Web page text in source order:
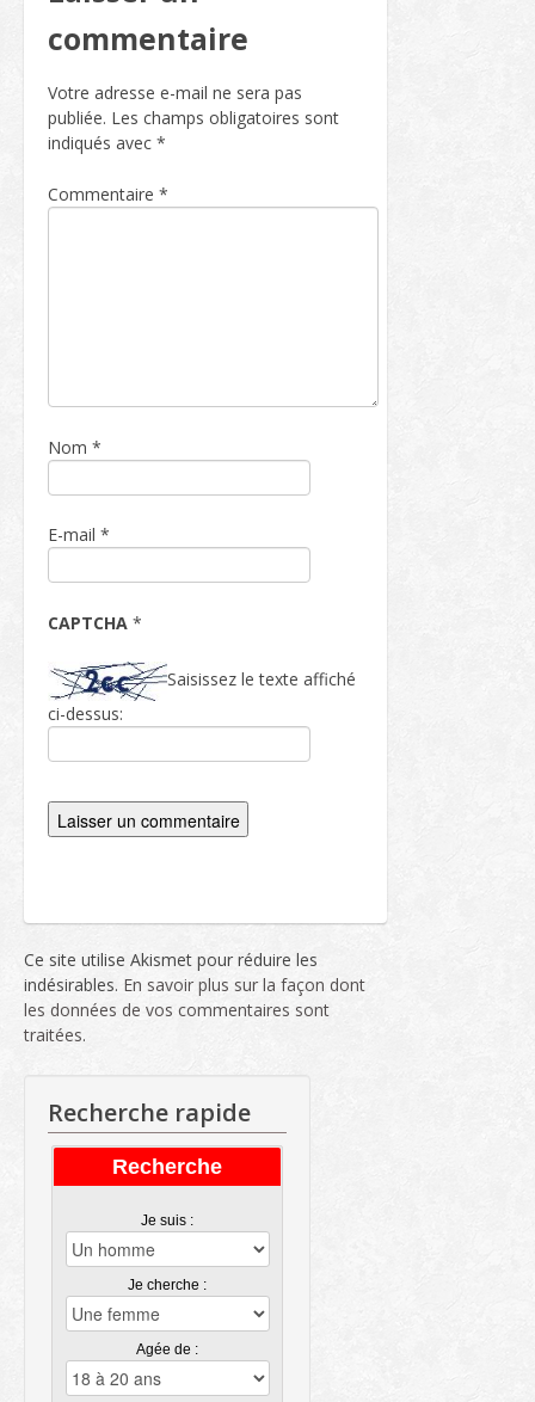
commentaire
Votre adresse e-mail ne sera pas
publiée. Les champs obligatoires sont
indiqués avec *
Commentaire *
Nom *
E-mail *
CAPTCHA *
Saisissez le texte affiché
ci-dessus:
Ce site utilise Akismet pour réduire les
indésirables. En savoir plus sur la façon dont
les données de vos commentaires sont
traitées.
Recherche rapide
Recherche
Je suis :
Je cherche :
Agée de :